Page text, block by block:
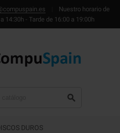
Nuestro horario de
14:30h - Tarde de 16:00 a 19:00h

DUROS